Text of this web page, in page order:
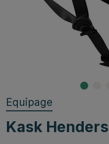
Equipage
Kask